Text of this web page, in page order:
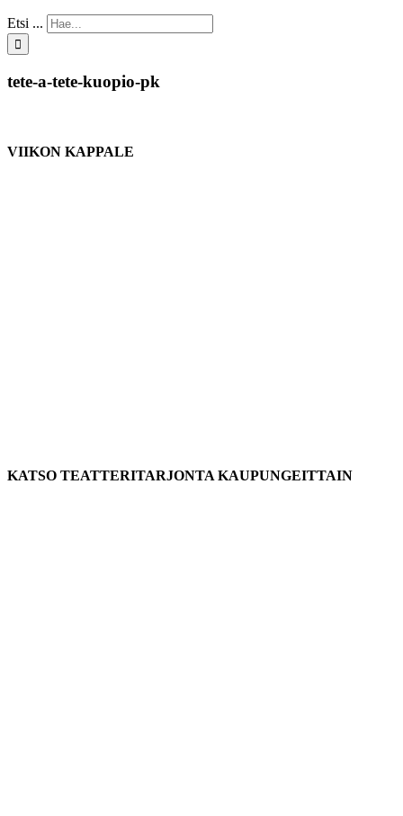
Etsi ...
tete-a-tete-kuopio-pk
VIIKON KAPPALE
KATSO TEATTERITARJONTA KAUPUNGEITTAIN